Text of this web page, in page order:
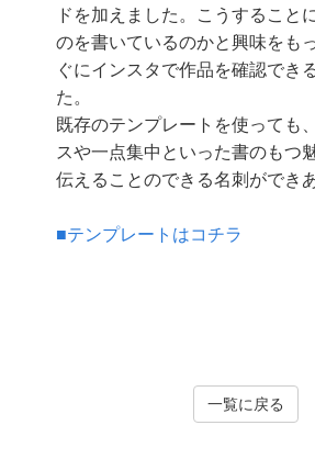
ドを加えました。こうすること
のを書いているのかと興味をも
ぐにインスタで作品を確認でき
た。
既存のテンプレートを使っても
スや一点集中といった書のもつ
伝えることのできる名刺ができ
■テンプレートはコチラ
一覧に戻る